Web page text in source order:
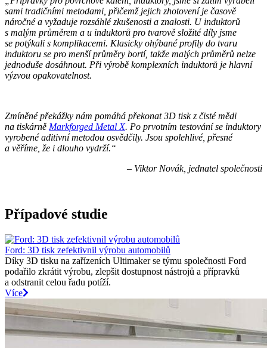
sami tradičními metodami, přičemž jejich zhotovení je časově
náročné a vyžaduje rozsáhlé zkušenosti a znalosti. U induktorů
s malým průměrem a u induktorů pro tvarově složité díly jsme
se potýkali s komplikacemi. Klasicky ohýbané profily do tvaru
induktoru se pro menší průměry bortí, takže malých průměrů nelze
jednoduše dosáhnout. Při výrobě komplexních induktorů je hlavní
výzvou opakovatelnost.
Zmíněné překážky nám pomáhá překonat 3D tisk z čisté mědi
na tiskárně Markforged Metal X. Po prvotním testování se induktory
vyrobené aditivní metodou osvědčily. Jsou spolehlivé, přesné
a věříme, že i dlouho vydrží.“
– Viktor Novák, jednatel společnosti
Případové studie
Ford: 3D tisk zefektivnil výrobu automobilů
Díky 3D tisku na zařízeních Ultimaker se týmu společnosti Ford
podařilo zkrátit výrobu, zlepšit dostupnost nástrojů a přípravků
a odstranit celou řadu potíží.
Více